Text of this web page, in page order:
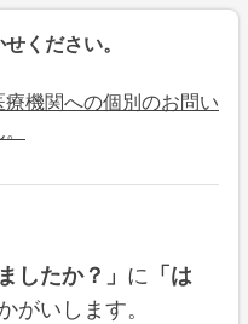
ください。
機関への個別のお問い
したか？」 に 「は
がいします。